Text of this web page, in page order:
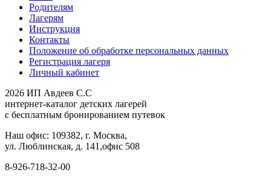
Родителям
Лагерям
Инструкция
Контакты
Положение об обработке персональных данных
Регистрация лагеря
Личный кабинет
2026 ИП Авдеев С.С
интернет-каталог детских лагерей
с бесплатным бронированием путевок
Наш офис: 109382, г. Москва,
ул. Люблинская, д. 141,офис 508
8-926-718-32-00